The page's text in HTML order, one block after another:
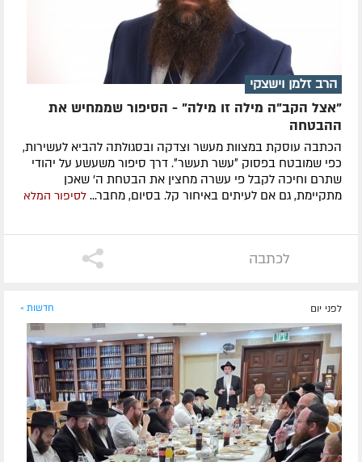
הרב זלמן וישצקי
"אצל הקב"ה מילה זו מילה" - הסיפור שממחיש את
ההבטחה
הכתבה עוסקת במצוות מעשר וצדקה ובסגולתה להביא לעשירות,
כפי שמובטח בפסוק ״עשר תעשר״. דרך סיפור משעשע על יהודי
שתרם וחיכה לקבל פי עשרה מחצין את הבטחת ה' שאכן
מתקיימת, גם אם לעיתים באיחור קל. בסיום, מחבר... לסיפור המלא
לכתבה
לפני יום חדשות »